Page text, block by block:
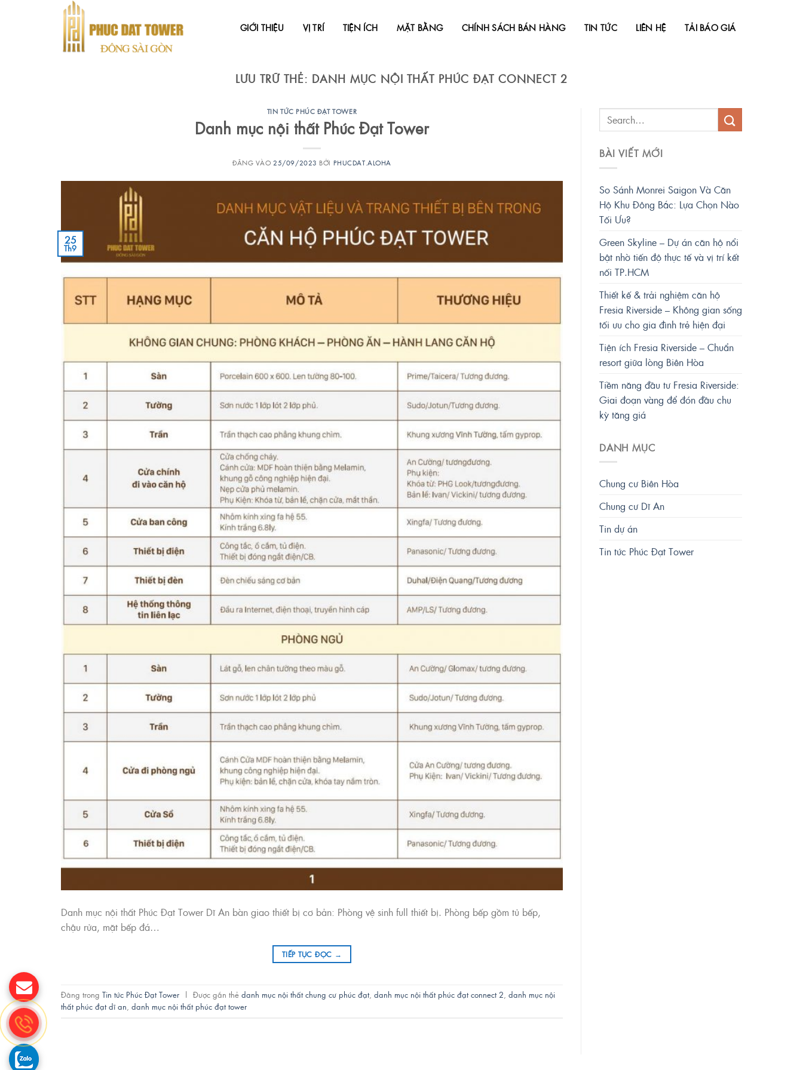
GIỚI THIỆU VỊ TRÍ TIỆN ÍCH MẶT BẰNG CHÍNH SÁCH BÁN HÀNG TIN TỨC LIÊN HỆ TẢI BÁO GIÁ
LƯU TRỮ THẺ: DANH MỤC NỘI THẤT PHÚC ĐẠT CONNECT 2
TIN TỨC PHÚC ĐẠT TOWER
Danh mục nội thất Phúc Đạt Tower
ĐĂNG VÀO25/09/2023 BỞI PHUCDAT.ALOHA
25
Th9
Danh mục nội thất Phúc Đạt Tower Dĩ An bàn giao thiết bị cơ bản: Phòng vệ sinh full thiết bị. Phòng bếp gồm tủ bếp,
chậu rửa, mặt bếp đá…
TIẾP TỤC ĐỌC →
Đăng trong Tin tức Phúc Đạt Tower | Được gắn thẻ danh mục nội thất chung cư phúc đạt, danh mục nội thất phúc đạt connect 2, danh mục nội
thất phúc đạt dĩ an, danh mục nội thất phúc đạt tower
BÀI VIẾT MỚI
So Sánh Monrei Saigon Và Căn
Hộ Khu Đông Bắc: Lựa Chọn Nào
Tối Ưu?
Green Skyline – Dự án căn hộ nổi
bật nhờ tiến độ thực tế và vị trí kết
nối TP.HCM
Thiết kế & trải nghiệm căn hộ
Fresia Riverside – Không gian sống
tối ưu cho gia đình trẻ hiện đại
Tiện ích Fresia Riverside – Chuẩn
resort giữa lòng Biên Hòa
Tiềm năng đầu tư Fresia Riverside:
Giai đoạn vàng để đón đầu chu
kỳ tăng giá
DANH MỤC
Chung cư Biên Hòa
Chung cư Dĩ An
Tin dự án
Tin tức Phúc Đạt Tower